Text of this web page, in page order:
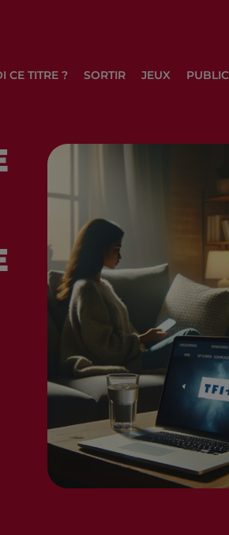
CE TITRE ? SORTIR JEUX